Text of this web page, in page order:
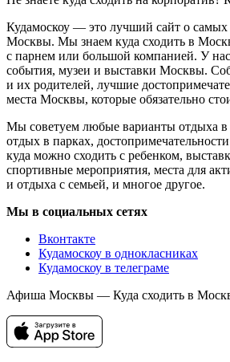
Кудамоскоу — это лучший сайт о
Москвы. Мы знаем куда сходить в
с парнем или большой компанией. У
события, музеи и выставки Москвы.
и их родителей, лучшие
места Москвы, которые обязательно
Мы советуем любые варианты отдыха
отдых в парках,
куда можно сходить с ребенком,
спортивные мероприятия, места для
и отдыха с семьей, и многое другое.
Мы в социальных сетях
Вконтакте
Кудамоскоу в однокласниках
Кудамоскоу в телеграме
Афиша Москвы — Куда сходить в